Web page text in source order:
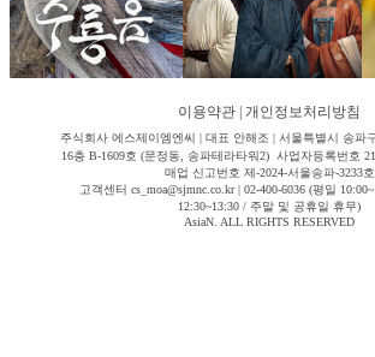
이용약관 개인정보처리방침
주식회사 에스제이엠엔씨 | 대표 안해조 | 서울특별시 송파
16층 B-1609호 (문정동, 송파테라타워2) 사업자등록번호
매업 신고번호 제-2024-서울송파-3233호
고객센터 cs_moa@sjmnc.co.kr | 02-400-6036 (평일
12:30~13:30 / 주말 및 공휴일 휴무)
AsiaN. ALL RIGHTS RESERVED